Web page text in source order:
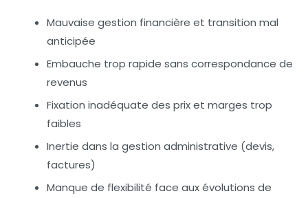
Mauvaise gestion financière et transition mal
anticipée
Embauche trop rapide sans correspondance de
revenus
Fixation inadéquate des prix et marges trop
faibles
Inertie dans la gestion administrative (devis,
factures)
Manque de flexibilité face aux évolutions de